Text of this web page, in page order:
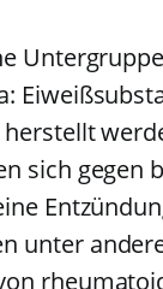
sich gegen
unter